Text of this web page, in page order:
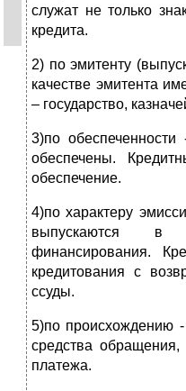
служат не только
кредита.
2) по эмитенту
качестве эмитента
– государство,
3)по
обеспечены.
обеспечение.
4)по характеру
выпускаются в
финансирования.
кредитования с
ссуды.
5)по происхождению
средства обращения,
платежа.